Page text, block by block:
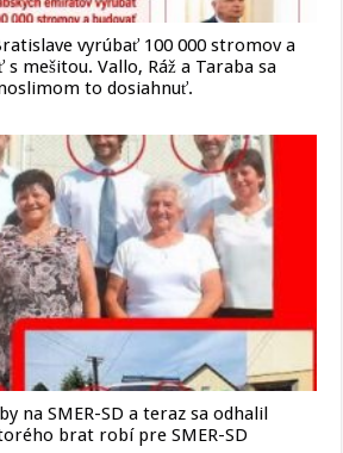
vyrúbať 100 000 stromov a
mešitou. Vallo, Ráž a Taraba sa
to dosiahnuť.
na SMER-SD a teraz sa odhalil
brat robí pre SMER-SD